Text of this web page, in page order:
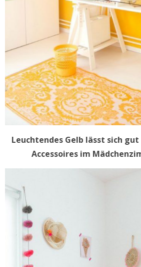
Leuchtendes Gelb lässt sich
Accessoires im